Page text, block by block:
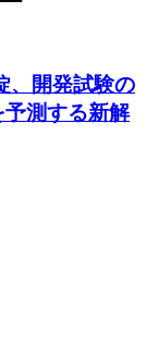
、開発試験の
測する新解